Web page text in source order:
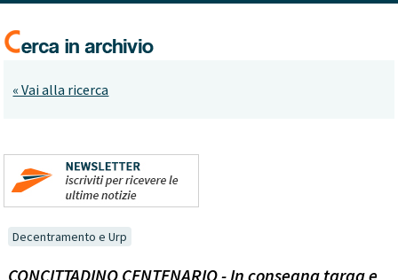
« Vai alla ricerca
Decentramento e Urp
CONCITTADINO CENTENARIO - In consegna targa e